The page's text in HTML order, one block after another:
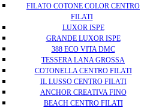
FILATO COTONE COLOR CENTRO
FILATI
LUXOR ISPE
GRANDE LUXOR ISPE
388 ECO VITA DMC
TESSERA LANA GROSSA
COTONELLA CENTRO FILATI
IL LUSSO CENTRO FILATI
ANCHOR CREATIVA FINO
BEACH CENTRO FILATI